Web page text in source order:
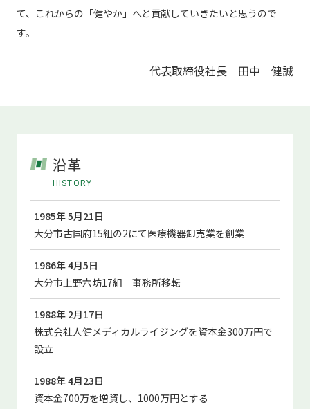
て、これからの「健やか」へと貢献していきたいと思うので
す。
代表取締役社長 田中 健誠
沿革
HISTORY
1985年 5月21日
大分市古国府15組の2にて医療機器卸売業を創業
1986年 4月5日
大分市上野六坊17組 事務所移転
1988年 2月17日
株式会社人健メディカルライジングを資本金300万円で
設立
1988年 4月23日
資本金700万を増資し、1000万円とする